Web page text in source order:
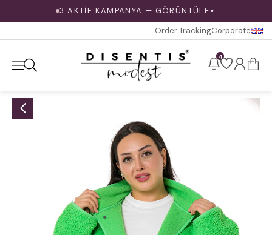
3 AKTİF KAMPANYA — GÖRÜNTÜLE ▼
Order TrackingCorporate
4